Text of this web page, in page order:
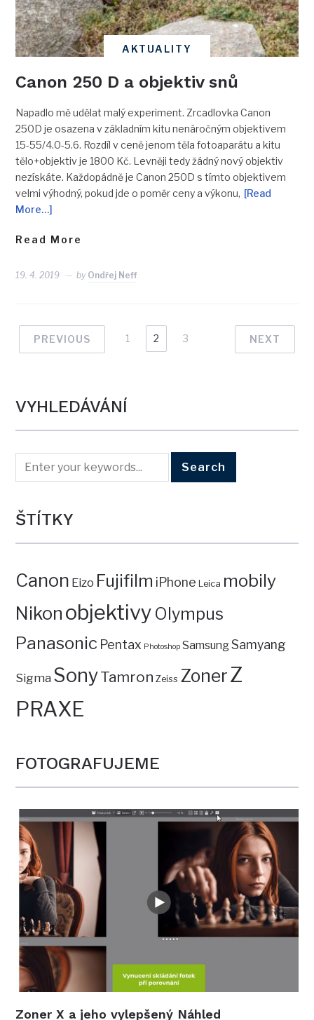
AKTUALITY
Canon 250 D a objektiv snů
Napadlo mě udělat malý experiment. Zrcadlovka Canon
250D je osazena v základním kitu nenáročným objektivem
15-55/4.0-5.6. Rozdíl v ceně jenom těla fotoaparátu a kitu
tělo+objektiv je 1800 Kč. Levněji tedy žádný nový objektiv
nezískáte. Každopádně je Canon 250D s tímto objektivem
velmi výhodný, pokud jde o poměr ceny a výkonu, [Read
More…]
Read More
19. 4. 2019 by Ondřej Neff
PREVIOUS 1 2 3 NEXT
VYHLEDÁVÁNÍ
ŠTÍTKY
Canon Eizo Fujifilm iPhone Leica mobily
Nikon objektivy Olympus
Panasonic Pentax Photoshop SamsungSamyang
Sigma SonyTamron Zeiss ZonerZ
PRAXE
FOTOGRAFUJEME
Zoner X a jeho vylepšený Náhled